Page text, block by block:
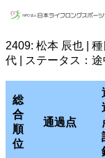
2409: 松本 辰也 |
代 | ステータス：
総
合
順
位
通過点